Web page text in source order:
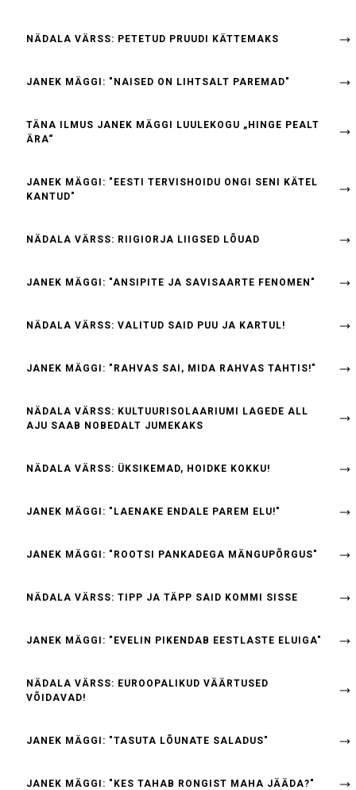
NÄDALA VÄRSS: PETETUD PRUUDI KÄTTEMAKS
JANEK MÄGGI: "NAISED ON LIHTSALT PAREMAD"
TÄNA ILMUS JANEK MÄGGI LUULEKOGU „HINGE PEALT
ÄRA“
JANEK MÄGGI: "EESTI TERVISHOIDU ONGI SENI KÄTEL
KANTUD"
NÄDALA VÄRSS: RIIGIORJA LIIGSED LÕUAD
JANEK MÄGGI: "ANSIPITE JA SAVISAARTE FENOMEN"
NÄDALA VÄRSS: VALITUD SAID PUU JA KARTUL!
JANEK MÄGGI: "RAHVAS SAI, MIDA RAHVAS TAHTIS!"
NÄDALA VÄRSS: KULTUURISOLAARIUMI LAGEDE ALL
AJU SAAB NOBEDALT JUMEKAKS
NÄDALA VÄRSS: ÜKSIKEMAD, HOIDKE KOKKU!
JANEK MÄGGI: "LAENAKE ENDALE PAREM ELU!"
JANEK MÄGGI: "ROOTSI PANKADEGA MÄNGUPÕRGUS"
NÄDALA VÄRSS: TIPP JA TÄPP SAID KOMMI SISSE
JANEK MÄGGI: "EVELIN PIKENDAB EESTLASTE ELUIGA"
NÄDALA VÄRSS: EUROOPALIKUD VÄÄRTUSED
VÕIDAVAD!
JANEK MÄGGI: "TASUTA LÕUNATE SALADUS"
JANEK MÄGGI: "KES TAHAB RONGIST MAHA JÄÄDA?"